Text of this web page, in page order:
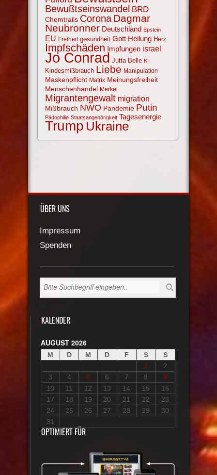
Bewußtseinswandel BRD
Chemtrails Corona Dagmar
Neubronner Deutschland Epstein
EU Freiheit gesundheit Gott Heilung Herz
Impfschäden Impfungen israel
Jo Conrad Jutta Belle KI
Kindesmißbrauch Liebe Manipulation
Maskenpflicht Matrix Meinungsfreiheit
Menschenhandel Merkel
Migrantengewalt migration
Mißbrauch NWO Pandemie Putin
Pädophilie Staatsangehörigkeit Tagesenergie
Trump Ukraine
ÜBER UNS
Impressum
Spenden
KALENDER
AUGUST 2026
M D M D F S
S
1
2
3
4 5 6 7 8
9
10
11 12 13 14 15
16
17
18 19 20 21 22
23
24
25 26 27 28 29
30
31
OPTIMIERT FÜR